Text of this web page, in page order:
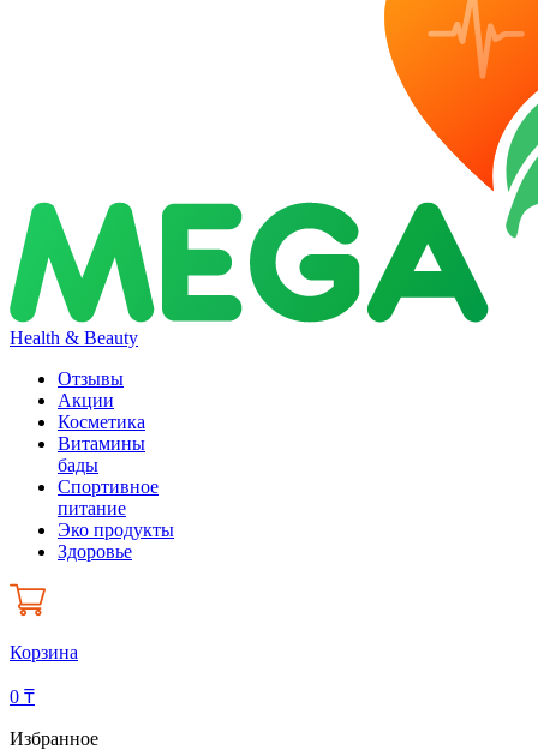
Health & Beauty
Отзывы
Акции
Косметика
Витамины
бады
Спортивное
питание
Эко продукты
Здоровье
Корзина
0 ₸
Избранное